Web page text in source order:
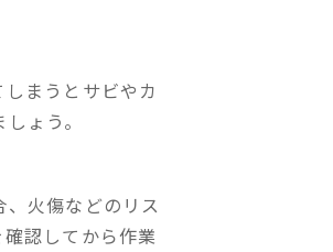
まうとサビやカ
ょう。
火傷などのリス
認してから作業